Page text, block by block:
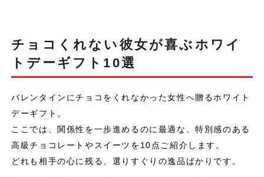
チョコくれない彼女が喜ぶホワイ
トデーギフト10選
バレンタインにチョコをくれなかった女性へ贈るホワイト
デーギフト。
ここでは、関係性を一歩進めるのに最適な、特別感のある
高級チョコレートやスイーツを10点ご紹介します。
どれも相手の心に残る、選りすぐりの逸品ばかりです。